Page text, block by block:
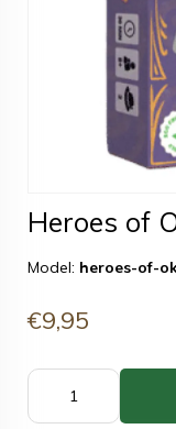
Heroes of
Model: heroes-of-
€9,95